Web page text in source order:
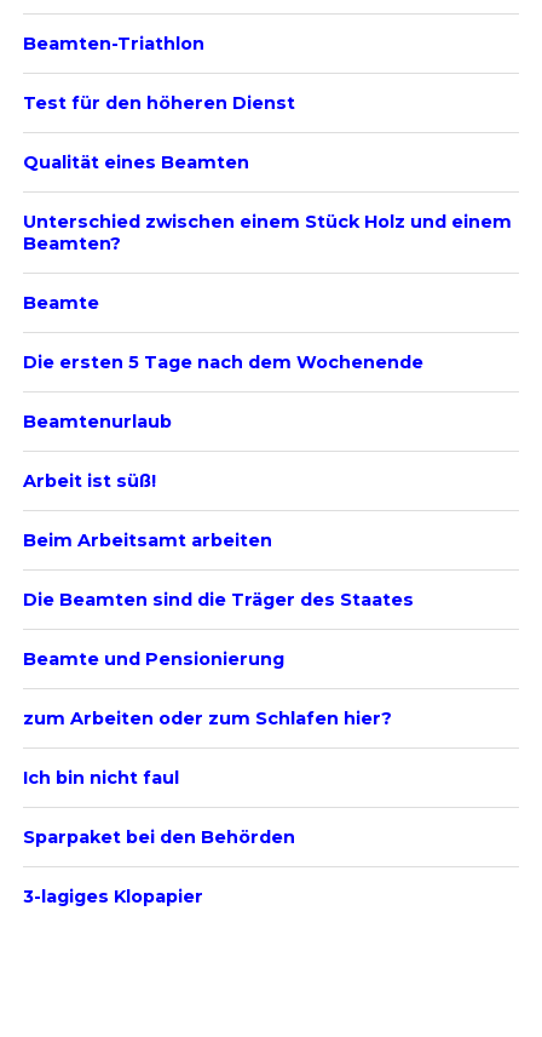
Beamten-Triathlon
Test für den höheren Dienst
Qualität eines Beamten
Unterschied zwischen einem Stück Holz und einem
Beamten?
Beamte
Die ersten 5 Tage nach dem Wochenende
Beamtenurlaub
Arbeit ist süß!
Beim Arbeitsamt arbeiten
Die Beamten sind die Träger des Staates
Beamte und Pensionierung
zum Arbeiten oder zum Schlafen hier?
Ich bin nicht faul
Sparpaket bei den Behörden
3-lagiges Klopapier